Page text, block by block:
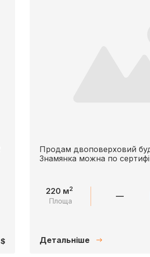
$
Продам двоповерховий
Знамянка можна по
220 м2
Площа —
Детальніше